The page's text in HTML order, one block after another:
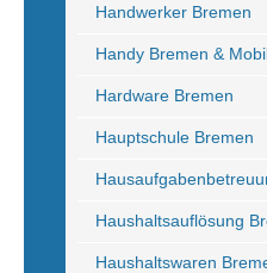
Handwerker Bremen
Handy Bremen &
Hardware Bremen
Hauptschule Bremen
Haushaltsauflösung
Haushaltswaren